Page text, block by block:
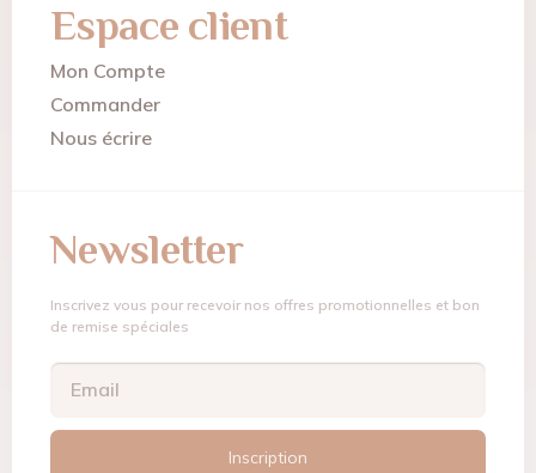
Espace client
Mon Compte
Commander
Nous écrire
Newsletter
Inscrivez vous pour recevoir nos offres promotionnelles et bon
de remise spéciales
Inscription